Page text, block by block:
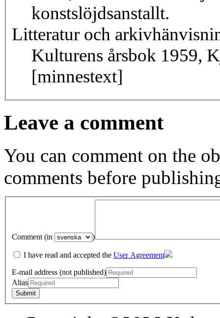
konstslöjdsanstallt.
Litteratur och
Kulturens årsbok 1959,
[minnestext]
Leave a comment
You can comment on the
comments before
Comment (in )
I have read and accepted the User Agreement
E-mail address (not published)
Alias